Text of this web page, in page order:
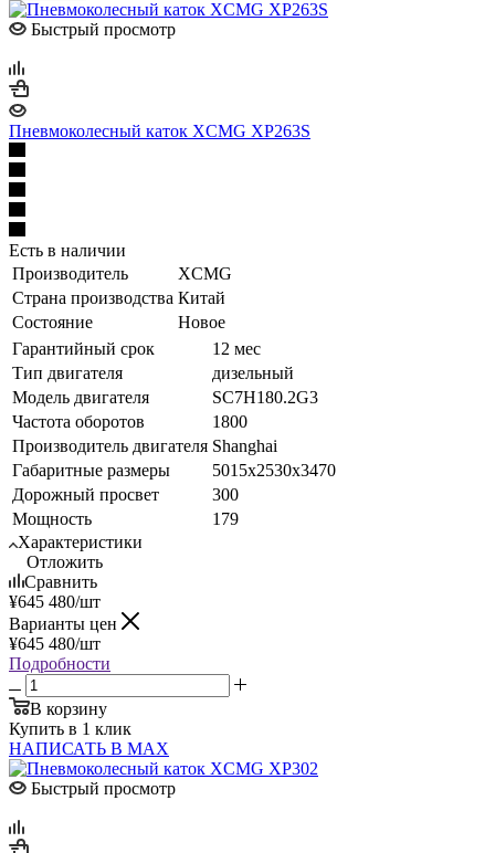
Быстрый просмотр
Пневмоколесный каток XCMG XP263S
Есть в наличии
Производитель
XCMG
Страна производства Китай
Состояние
Новое
Гарантийный срок
12 мес
Тип двигателя
дизельный
Модель двигателя
SC7H180.2G3
Частота оборотов
1800
Производитель двигателя Shanghai
Габаритные размеры
5015x2530x3470
Дорожный просвет
300
Мощность
179
Характеристики
Отложить
Сравнить
¥645 480/шт
Варианты цен
¥645 480/шт
Подробности
В корзину
Купить в 1 клик
НАПИСАТЬ В MAX
Быстрый просмотр